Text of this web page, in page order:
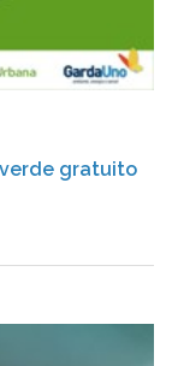
verde gratuito